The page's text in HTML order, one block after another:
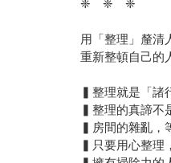
❈ ❈ ❈
用「整理」釐清
重新整頓自己
▍整理就是「諸
▍整理的真諦不
▍房間的雜亂，
▍只要用心整理